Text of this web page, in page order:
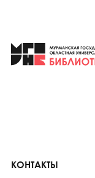
КОНТАКТЫ